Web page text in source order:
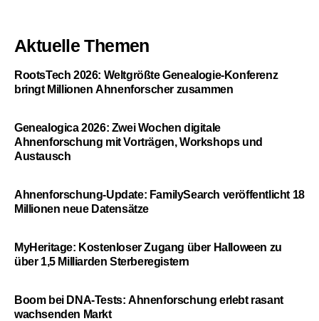
Aktuelle Themen
RootsTech 2026: Weltgrößte Genealogie-Konferenz
bringt Millionen Ahnenforscher zusammen
Genealogica 2026: Zwei Wochen digitale
Ahnenforschung mit Vorträgen, Workshops und
Austausch
Ahnenforschung-Update: FamilySearch veröffentlicht 18
Millionen neue Datensätze
MyHeritage: Kostenloser Zugang über Halloween zu
über 1,5 Milliarden Sterberegistern
Boom bei DNA-Tests: Ahnenforschung erlebt rasant
wachsenden Markt